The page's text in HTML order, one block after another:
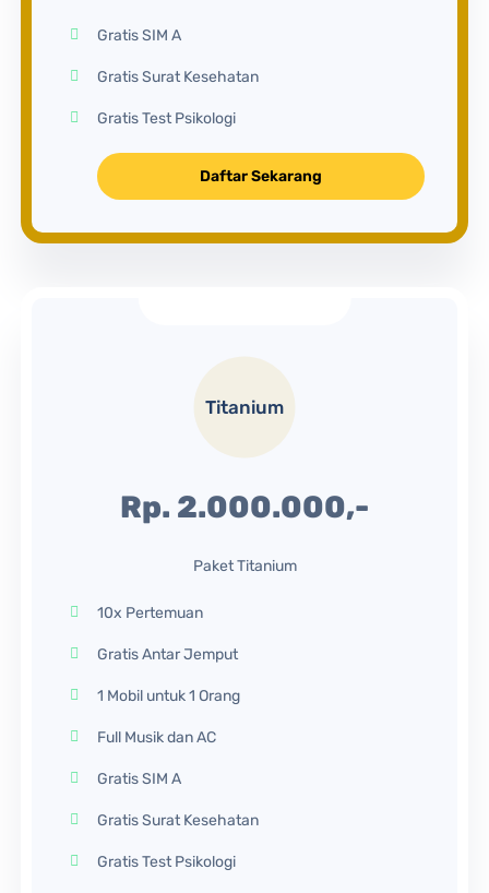
Gratis SIM A
Gratis Surat Kesehatan
Gratis Test Psikologi
Daftar Sekarang
Titanium
Rp. 2.000.000,-
Paket Titanium
10x Pertemuan
Gratis Antar Jemput
1 Mobil untuk 1 Orang
Full Musik dan AC
Gratis SIM A
Gratis Surat Kesehatan
Gratis Test Psikologi